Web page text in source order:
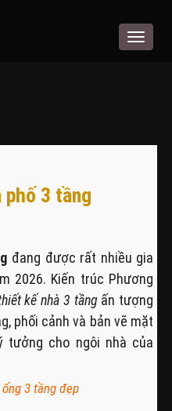
Toggle
3 tầng
đang được rất nhiều gia
2026. Kiến trúc Phương
kế nhà 3 tầngấn tượng
phối cảnh và bản vẽ mặt
tưởng cho ngôi nhà của
3 tầng đẹp